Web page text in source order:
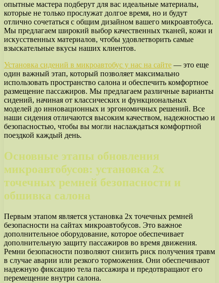
опытные мастера подберут для вас идеальные материалы,
которые не только прослужат долгое время, но и будут
отлично сочетаться с общим дизайном вашего микроавтобуса.
Мы предлагаем широкий выбор качественных тканей, кожи и
искусственных материалов, чтобы удовлетворить самые
взыскательные вкусы наших клиентов.
Установка сидений в микроавтобус у нас на сайте — это еще
один важный этап, который позволяет максимально
использовать пространство салона и обеспечить комфортное
размещение пассажиров. Мы предлагаем различные варианты
сидений, начиная от классических и функциональных
моделей до инновационных и эргономичных решений. Все
наши сидения отличаются высоким качеством, надежностью и
безопасностью, чтобы вы могли наслаждаться комфортной
поездкой каждый день.
Основные этапы обновления
микроавтобусов: установка 2х
точечных ремней безопасности и
обшивка салона
Первым этапом является установка 2х точечных ремней
безопасности на сайтах микроавтобусов. Это важное
дополнительное оборудование, которое обеспечивает
дополнительную защиту пассажиров во время движения.
Ремни безопасности позволяют снизить риск получения травм
в случае аварии или резкого торможения. Они обеспечивают
надежную фиксацию тела пассажира и предотвращают его
перемещение внутри салона.